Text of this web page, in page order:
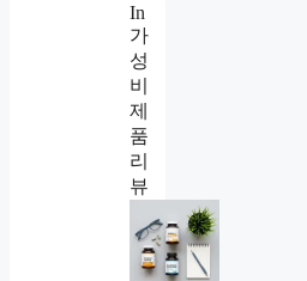
In
가
성
비
제
품
리
뷰